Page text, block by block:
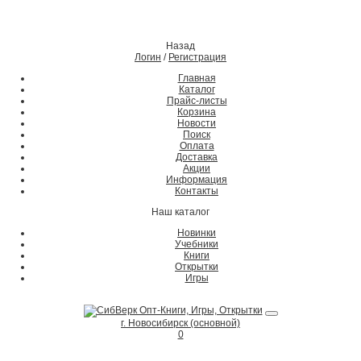
Назад
Логин / Регистрация
Главная
Каталог
Прайс-листы
Корзина
Новости
Поиск
Оплата
Доставка
Акции
Информация
Контакты
Наш каталог
Новинки
Учебники
Книги
Открытки
Игры
г. Новосибирск (основной)
0